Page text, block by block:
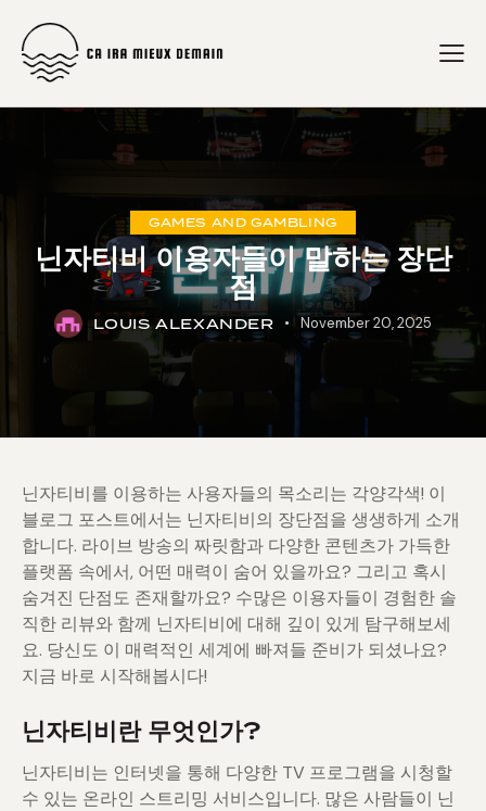
GAMES AND GAMBLING
닌자티비 이용자들이 말하는 장단
점
LOUIS ALEXANDER November 20, 2025
닌자티비를 이용하는 사용자들의 목소리는 각양각색! 이
블로그 포스트에서는 닌자티비의 장단점을 생생하게 소개
합니다. 라이브 방송의 짜릿함과 다양한 콘텐츠가 가득한
플랫폼 속에서, 어떤 매력이 숨어 있을까요? 그리고 혹시
숨겨진 단점도 존재할까요? 수많은 이용자들이 경험한 솔
직한 리뷰와 함께 닌자티비에 대해 깊이 있게 탐구해보세
요. 당신도 이 매력적인 세계에 빠져들 준비가 되셨나요?
지금 바로 시작해봅시다!
닌자티비란 무엇인가?
닌자티비는 인터넷을 통해 다양한 TV 프로그램을 시청할
수 있는 온라인 스트리밍 서비스입니다. 많은 사람들이 닌